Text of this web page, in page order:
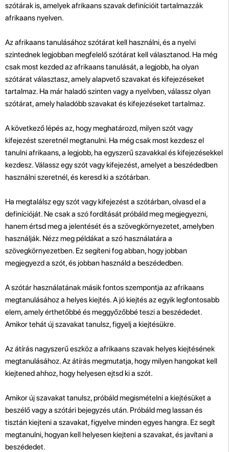
szótárak is, amelyek afrikaans szavak definícióit tartalmazzák
afrikaans nyelven.
Az afrikaans tanulásához szótárat kell használni, és a nyelvi
szintednek legjobban megfelelő szótárat kell választanod. Ha még
csak most kezded az afrikaans tanulását, a legjobb, ha olyan
szótárat választasz, amely alapvető szavakat és kifejezéseket
tartalmaz. Ha már haladó szinten vagy a nyelvben, válassz olyan
szótárat, amely haladóbb szavakat és kifejezéseket tartalmaz.
A következő lépés az, hogy meghatározd, milyen szót vagy
kifejezést szeretnél megtanulni. Ha még csak most kezdesz el
tanulni afrikaans, a legjobb, ha egyszerű szavakkal és kifejezésekkel
kezdesz. Válassz egy szót vagy kifejezést, amelyet a beszédedben
használni szeretnél, és keresd ki a szótárban.
Ha megtalálsz egy szót vagy kifejezést a szótárban, olvasd el a
definícióját. Ne csak a szó fordítását próbáld meg megjegyezni,
hanem értsd meg a jelentését és a szövegkörnyezetet, amelyben
használják. Nézz meg példákat a szó használatára a
szövegkörnyezetben. Ez segíteni fog abban, hogy jobban
megjegyezd a szót, és jobban használd a beszédedben.
A szótár használatának másik fontos szempontja az afrikaans
megtanulásához a helyes kiejtés. A jó kiejtés az egyik legfontosabb
elem, amely érthetőbbé és meggyőzőbbé teszi a beszédedet.
Amikor tehát új szavakat tanulsz, figyelj a kiejtésükre.
Az átírás nagyszerű eszköz a afrikaans szavak helyes kiejtésének
megtanulásához. Az átírás megmutatja, hogy milyen hangokat kell
kiejtened ahhoz, hogy helyesen ejtsd ki a szót.
Amikor új szavakat tanulsz, próbáld megismételni a kiejtésüket a
beszélő vagy a szótári bejegyzés után. Próbáld meg lassan és
tisztán kiejteni a szavakat, figyelve minden egyes hangra. Ez segít
megtanulni, hogyan kell helyesen kiejteni a szavakat, és javítani a
beszédedet.